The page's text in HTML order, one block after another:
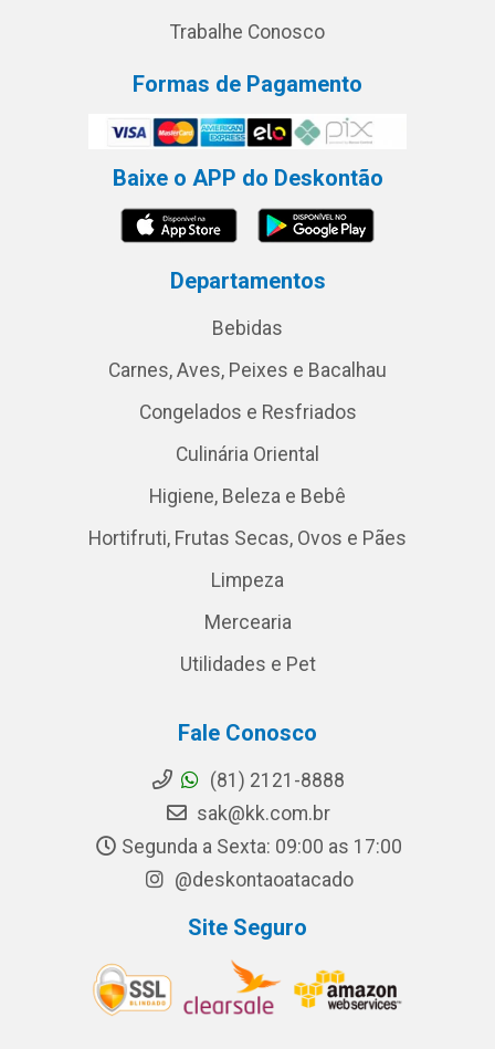
Trabalhe Conosco
Formas de Pagamento
Baixe o APP do Deskontão
Departamentos
Bebidas
Carnes, Aves, Peixes e Bacalhau
Congelados e Resfriados
Culinária Oriental
Higiene, Beleza e Bebê
Hortifruti, Frutas Secas, Ovos e Pães
Limpeza
Mercearia
Utilidades e Pet
Fale Conosco
(81) 2121-8888
sak@kk.com.br
Segunda a Sexta: 09:00 as 17:00
@deskontaoatacado
Site Seguro